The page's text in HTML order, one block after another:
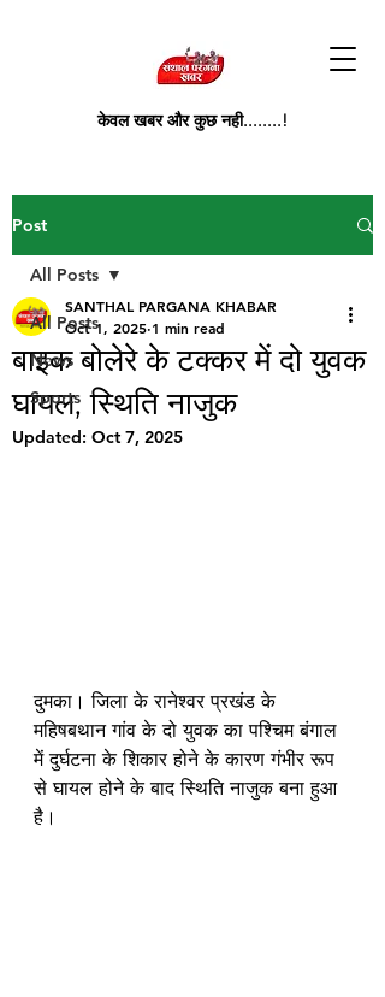
केवल खबर और कुछ नही........!
Post
All Posts
News
Sports
All Posts
बाइक बोलेरे के टक्कर में दो युवक
घायल, स्थिति नाजुक
SANTHAL PARGANA KHABAR
Oct 1, 2025 1 min read
Updated: Oct 7, 2025
दुमका। जिला के रानेश्वर प्रखंड के
महिषबथान गांव के दो युवक का पश्चिम बंगाल
में दुर्घटना के शिकार होने के कारण गंभीर रूप
से घायल होने के बाद स्थिति नाजुक बना हुआ
है।